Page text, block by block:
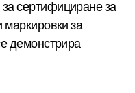
сертифициране за
маркировки за
демонстрира